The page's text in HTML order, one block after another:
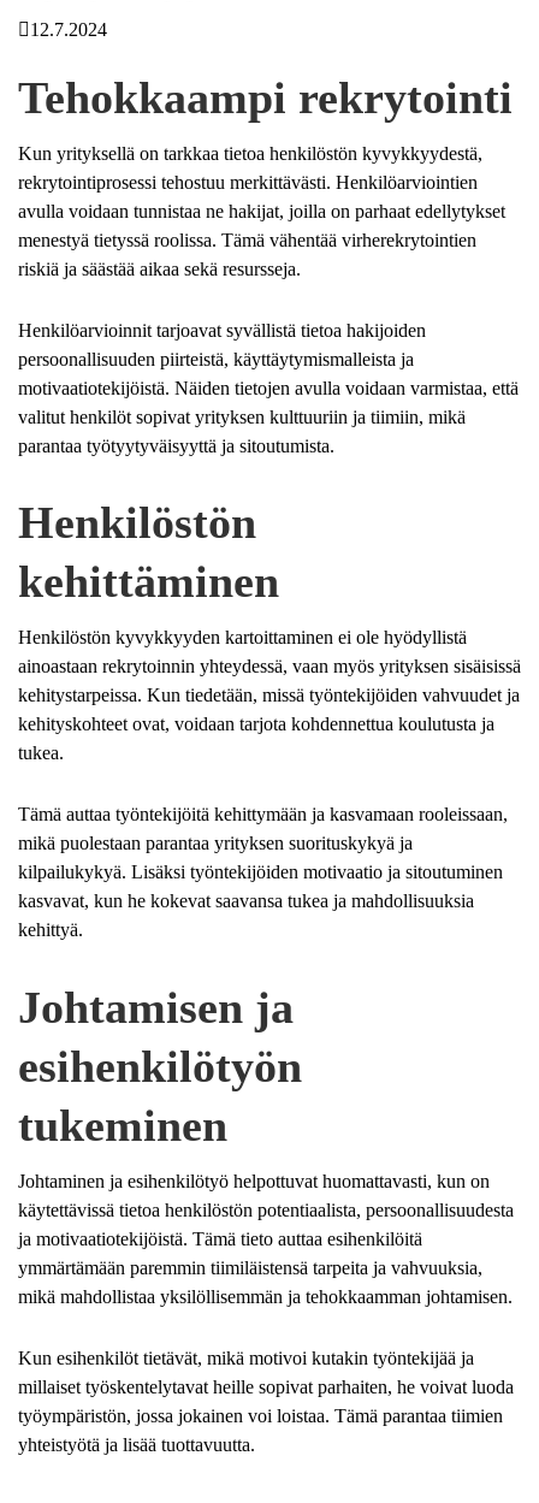
12.7.2024
Tehokkaampi rekrytointi
Kun yrityksellä on tarkkaa tietoa henkilöstön kyvykkyydestä,
rekrytointiprosessi tehostuu merkittävästi. Henkilöarviointien
avulla voidaan tunnistaa ne hakijat, joilla on parhaat edellytykset
menestyä tietyssä roolissa. Tämä vähentää virherekrytointien
riskiä ja säästää aikaa sekä resursseja.
Henkilöarvioinnit tarjoavat syvällistä tietoa hakijoiden
persoonallisuuden piirteistä, käyttäytymismalleista ja
motivaatiotekijöistä. Näiden tietojen avulla voidaan varmistaa, että
valitut henkilöt sopivat yrityksen kulttuuriin ja tiimiin, mikä
parantaa työtyytyväisyyttä ja sitoutumista.
Henkilöstön
kehittäminen
Henkilöstön kyvykkyyden kartoittaminen ei ole hyödyllistä
ainoastaan rekrytoinnin yhteydessä, vaan myös yrityksen sisäisissä
kehitystarpeissa. Kun tiedetään, missä työntekijöiden vahvuudet ja
kehityskohteet ovat, voidaan tarjota kohdennettua koulutusta ja
tukea.
Tämä auttaa työntekijöitä kehittymään ja kasvamaan rooleissaan,
mikä puolestaan parantaa yrityksen suorituskykyä ja
kilpailukykyä. Lisäksi työntekijöiden motivaatio ja sitoutuminen
kasvavat, kun he kokevat saavansa tukea ja mahdollisuuksia
kehittyä.
Johtamisen ja
esihenkilötyön
tukeminen
Johtaminen ja esihenkilötyö helpottuvat huomattavasti, kun on
käytettävissä tietoa henkilöstön potentiaalista, persoonallisuudesta
ja motivaatiotekijöistä. Tämä tieto auttaa esihenkilöitä
ymmärtämään paremmin tiimiläistensä tarpeita ja vahvuuksia,
mikä mahdollistaa yksilöllisemmän ja tehokkaamman johtamisen.
Kun esihenkilöt tietävät, mikä motivoi kutakin työntekijää ja
millaiset työskentelytavat heille sopivat parhaiten, he voivat luoda
työympäristön, jossa jokainen voi loistaa. Tämä parantaa tiimien
yhteistyötä ja lisää tuottavuutta.